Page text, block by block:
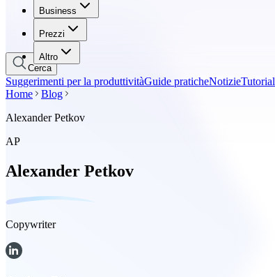
Business
Prezzi
Altro
Business
Prezzi
Cerca
Suggerimenti per la produttivitàGuide praticheNotizieTutorial
Home
Blog
Alexander Petkov
AP
Alexander Petkov
Copywriter